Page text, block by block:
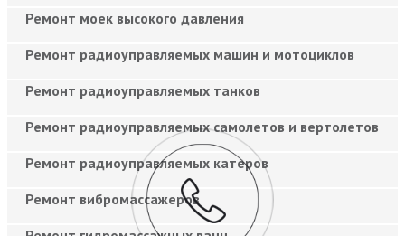
Ремонт моек высокого давления
Ремонт радиоуправляемых машин и мотоциклов
Ремонт радиоуправляемых танков
Ремонт радиоуправляемых самолетов и вертолетов
Ремонт радиоуправляемых катеров
Ремонт вибромассажеров